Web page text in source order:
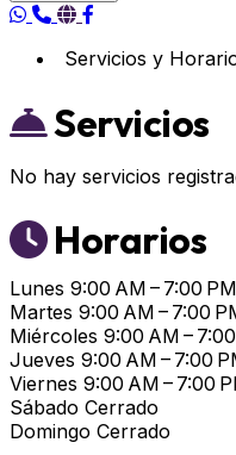
Servicios y
Servicios
No hay servicios
Horarios
Lunes 9:00 AM – 7:00 PM
Martes 9:00 AM – 7:00
Miércoles 9:00 AM –
Jueves 9:00 AM – 7:00
Viernes 9:00 AM – 7:00
Sábado Cerrado
Domingo Cerrado